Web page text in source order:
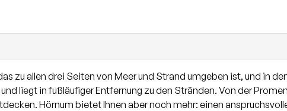
auf dieser Ebene das Wohn-/ Fernsehzimmer, das
befinden sich 3 weitere Zimmer und ein Duschbad. Die
Essbereich mit angrenzender Küchenzeile, ein geräumiges
Im Spitzboden steht ein weiterer Raum zur individuellen
zu allen drei Seiten von Meer und Strand umgeben ist, und in
liegt in fußläufiger Entfernung zu den Stränden. Von der
Hörnum bietet Ihnen aber noch mehr: einen